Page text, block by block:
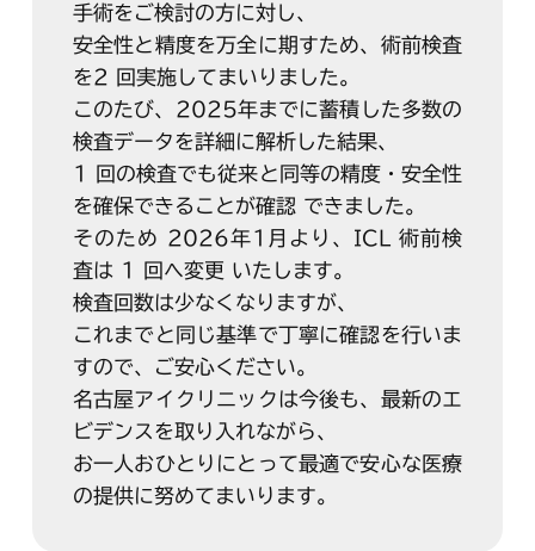
手術をご検討の方に対し、
安全性と精度を万全に期すため、術前検査
を2 回実施してまいりました。
このたび、2025年までに蓄積した多数の
検査データを詳細に解析した結果、
1 回の検査でも従来と同等の精度・安全性
を確保できることが確認 できました。
そのため 2026年1月より、ICL 術前検
査は 1 回へ変更 いたします。
検査回数は少なくなりますが、
これまでと同じ基準で丁寧に確認を行いま
すので、ご安心ください。
名古屋アイクリニックは今後も、最新のエ
ビデンスを取り入れながら、
お一人おひとりにとって最適で安心な医療
の提供に努めてまいります。